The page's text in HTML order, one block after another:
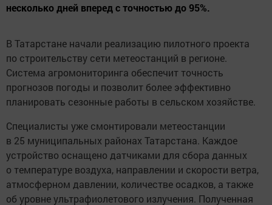
несколько дней вперед с точностью до 95%.
В Татарстане начали реализацию пилотного проекта
по строительству сети метеостанций в регионе.
Система агромониторинга обеспечит точность
прогнозов погоды и позволит более эффективно
планировать сезонные работы в сельском хозяйстве.
Специалисты уже смонтировали метеостанции
в 25 муниципальных районах Татарстана. Каждое
устройство оснащено датчиками для сбора данных
о температуре воздуха, направлении и скорости ветра,
атмосферном давлении, количестве осадков, а также
об уровне ультрафиолетового излучения. Полученная